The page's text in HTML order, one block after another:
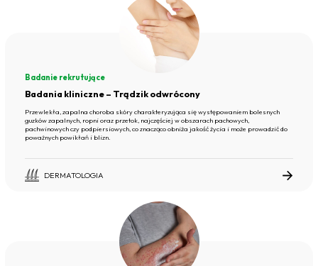
Badanie rekrutujące
Badania kliniczne – Trądzik odwrócony
Przewlekła, zapalna choroba skóry charakteryzująca się występowaniem bolesnych
guzków zapalnych, ropni oraz przetok, najczęściej w obszarach pachowych,
pachwinowych czy podpiersiowych, co znacząco obniża jakość życia i może prowadzić do
poważnych powikłań i blizn.
DERMATOLOGIA